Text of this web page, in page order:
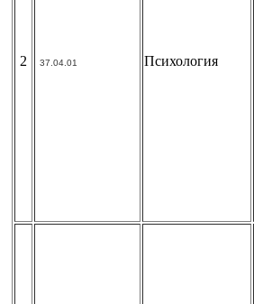
2 37.04.01 Психология